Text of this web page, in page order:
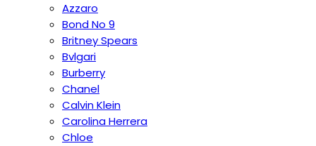
Azzaro
Bond No 9
Britney Spears
Bvlgari
Burberry
Chanel
Calvin Klein
Carolina Herrera
Chloe